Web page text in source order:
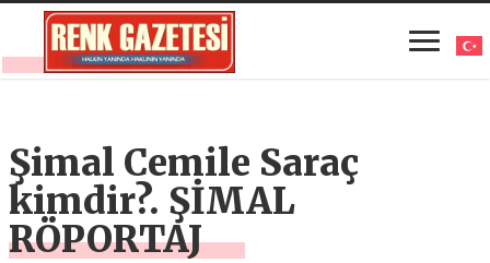
Şimal Cemile Saraç
kimdir?. ŞİMAL
RÖPORTAJ